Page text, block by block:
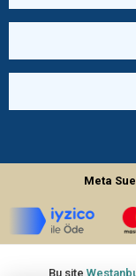
Meta
Bu site